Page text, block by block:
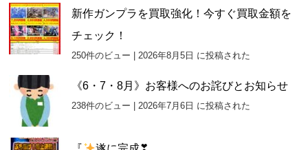
新作ガンプラを買取強化！今すぐ買取金額を
チェック！
250件のビュー |2026年8月5日 に投稿された
《6・7・8月》お客様へのお詫びとお知らせ
238件のビュー |2026年7月6日 に投稿された